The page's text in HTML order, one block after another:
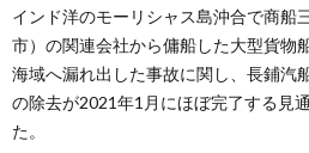
インド洋のモーリシャス島沖合で商船
市）の関連会社から傭船した大型貨物
海域へ漏れ出した事故に関し、長鋪汽
の除去が2021年1月にほぼ完了する見
た。